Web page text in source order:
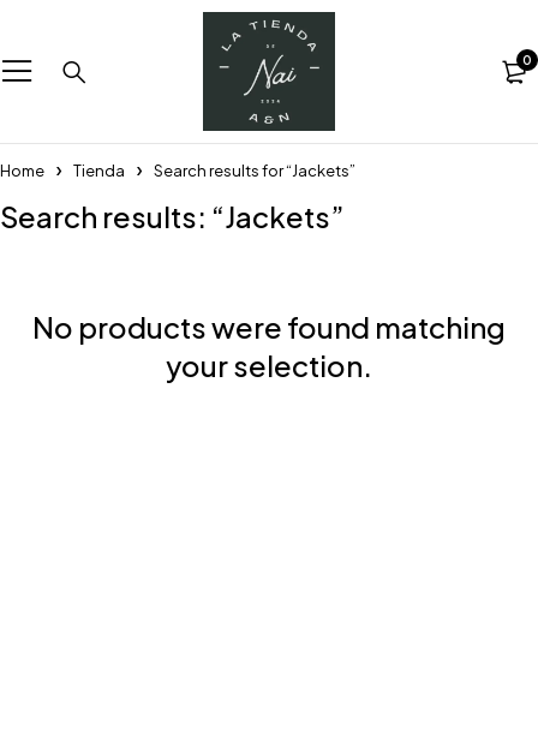
0
Home Tienda Search results for “Jackets”
Search results: “Jackets”
No products were found matching
your selection.